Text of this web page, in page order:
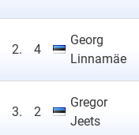
2. 4
Georg
Linnamäe
3. 2
Gregor
Jeets